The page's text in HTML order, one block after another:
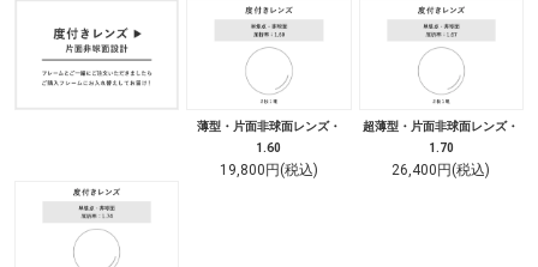
薄型・片面非球面レンズ・
1.60
19,800円(税込)
超薄型・片面非球面レンズ・
1.70
26,400円(税込)